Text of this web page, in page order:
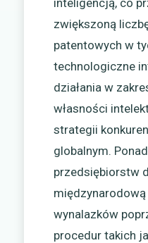
zwiększoną
patentowych w
technologiczne
działania w
własności
strategii
globalnym.
przedsiębiorstw
wynalazków
procedur takich